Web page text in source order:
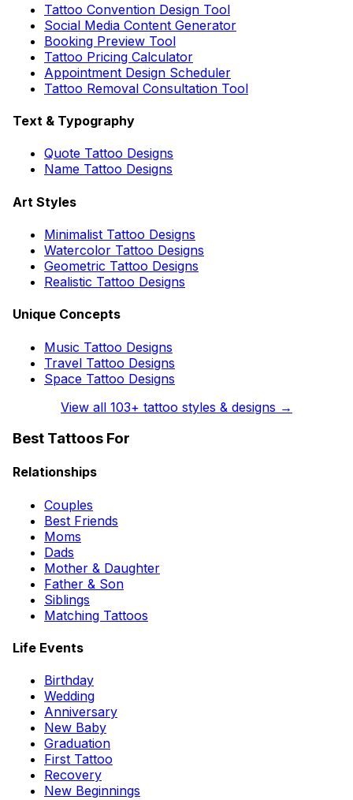
Tattoo Convention Design Tool
Social Media Content Generator
Booking Preview Tool
Tattoo Pricing Calculator
Appointment Design Scheduler
Tattoo Removal Consultation Tool
Text & Typography
Quote Tattoo Designs
Name Tattoo Designs
Art Styles
Minimalist Tattoo Designs
Watercolor Tattoo Designs
Geometric Tattoo Designs
Realistic Tattoo Designs
Unique Concepts
Music Tattoo Designs
Travel Tattoo Designs
Space Tattoo Designs
View all 103+ tattoo styles & designs →
Best Tattoos For
Relationships
Couples
Best Friends
Moms
Dads
Mother & Daughter
Father & Son
Siblings
Matching Tattoos
Life Events
Birthday
Wedding
Anniversary
New Baby
Graduation
First Tattoo
Recovery
New Beginnings